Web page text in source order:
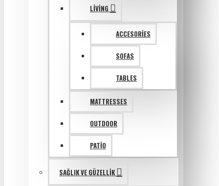
LIVING
ACCESORIES
SOFAS
TABLES
MATTRESSES
OUTDOOR
PATIO
SAĞLIK VE GÜZELLIK